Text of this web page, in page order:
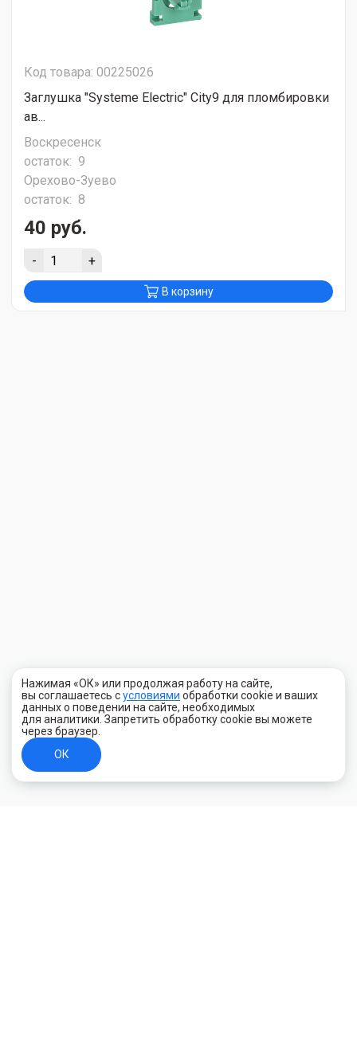
Код товара: 00225026
Заглушка "Systeme Electric" City9 для пломбировки
ав...
Воскресенск
остаток: 9
Орехово-Зуево
остаток: 8
40 руб.
- +
В корзину
Нажимая «ОК» или продолжая работу на сайте,
вы соглашаетесь сусловиями обработки cookie и ваших
данных о поведении на сайте, необходимых
для аналитики. Запретить обработку cookie вы можете
через браузер.
ОК